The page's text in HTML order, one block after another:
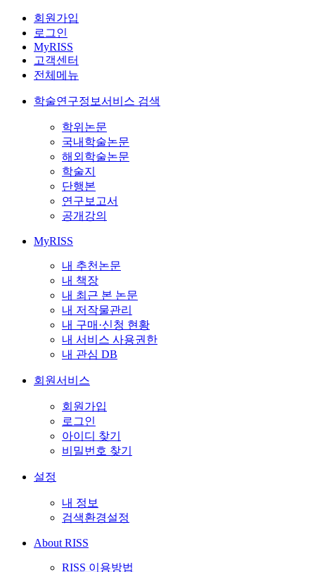
회원가입
로그인
MyRISS
고객센터
전체메뉴
학술연구정보서비스 검색
학위논문
국내학술논문
해외학술논문
학술지
단행본
연구보고서
공개강의
MyRISS
내 추천논문
내 책장
내 최근 본 논문
내 저작물관리
내 구매·신청 현황
내 서비스 사용권한
내 관심 DB
회원서비스
회원가입
로그인
아이디 찾기
비밀번호 찾기
설정
내 정보
검색환경설정
About RISS
RISS 이용방법